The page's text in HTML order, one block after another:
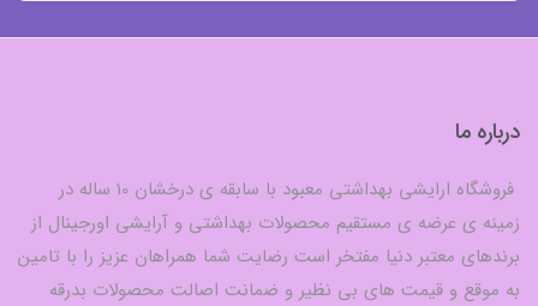
درباره ما
فروشگاه ارایشی بهداشتی معبود با سابقه ی درخشان 10 ساله در
زمینه ی عرضه ی مستقیم محصولات بهداشتی و آرایشی اورجینال از
برندهای معتبر دنیا مفتخر است رضایت شما همراهان عزیز را با تامین
به موقع و قیمت های بی نظیر و ضمانت اصالت محصولات بدرقه